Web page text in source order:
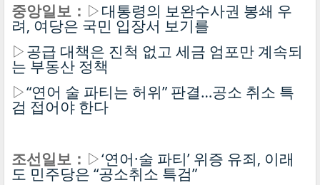
중앙일보： ▷대통령의 보완수사권 봉쇄 우
려, 여당은 국민 입장서 보기를
▷공급 대책은 진척 없고 세금 엄포만 계속되
는 부동산 정책
▷“연어 술 파티는 허위” 판결…공소 취소 특
검 접어야 한다
조선일보： ▷‘연어·술 파티’ 위증 유죄, 이래
도 민주당은 “공소취소 특검”